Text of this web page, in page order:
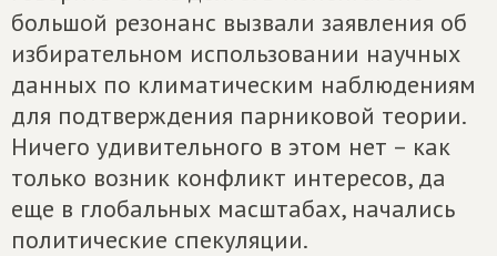
большой резонанс вызвали заявления об
избирательном использовании научных
данных по климатическим наблюдениям
для подтверждения парниковой теории.
Ничего удивительного в этом нет – как
только возник конфликт интересов, да
еще в глобальных масштабах, начались
политические спекуляции.